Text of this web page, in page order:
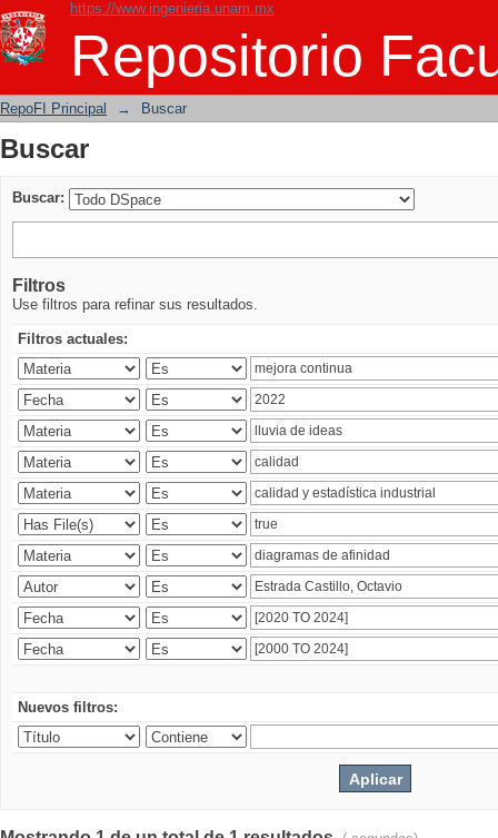
https://www.ingenieria.unam.mx
Repositorio
Buscar
RepoFI Principal → Buscar
Buscar
Buscar:
Filtros
Use filtros para refinar sus resultados.
Filtros actuales:
Nuevos filtros: